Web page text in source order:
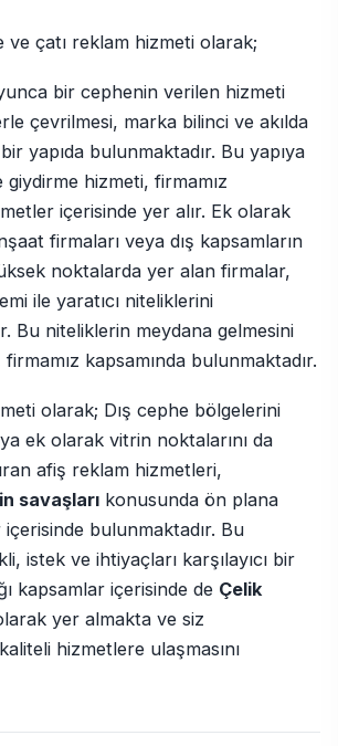
ve çatı reklam hizmeti olarak;
bir cephenin verilen hizmeti
çevrilmesi, marka bilinci ve akılda
bir yapıda bulunmaktadır. Bu yapıya
hizmeti, firmamız
içerisinde yer alır. Ek olarak
firmaları veya dış kapsamların
noktalarda yer alan firmalar,
ile yaratıcı niteliklerini
Bu niteliklerin meydana gelmesini
kapsamında bulunmaktadır.
olarak; Dış cephe bölgelerini
ek olarak vitrin noktalarını da
afiş reklam hizmetleri,
savaşları konusunda ön plana
bulunmaktadır. Bu
istek ve ihtiyaçları karşılayıcı bir
kapsamlar içerisinde de Çelik
yer almakta ve siz
hizmetlere ulaşmasını